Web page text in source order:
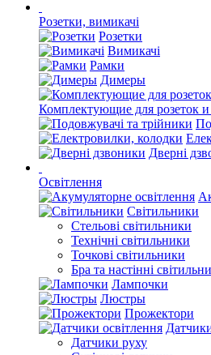
Розетки, вимикачі
Розетки
Вимикачі
Рамки
Димеры
Комплектующие для розеток
Дверні
Освітлення
Світильники
Стельові світильники
Технічні світильники
Точкові світильники
Бра та настінні
Лампочки
Люстры
Прожектори
Датчики руху